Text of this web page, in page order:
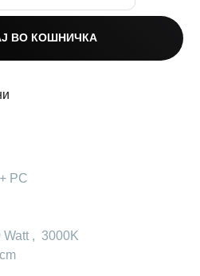
ВО КОШНИЧКА
PC
Watt , 3000K